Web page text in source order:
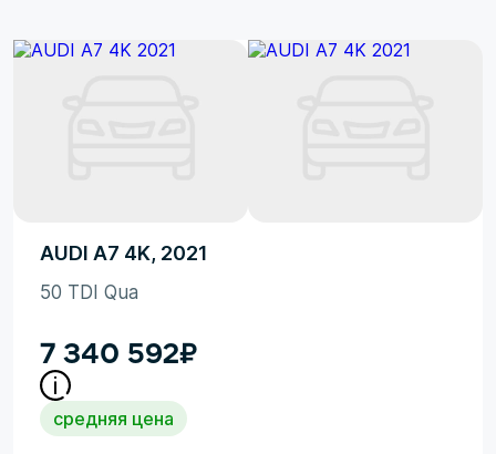
AUDI A7 4K, 2021
50 TDI Qua
7 340 592₽
средняя цена